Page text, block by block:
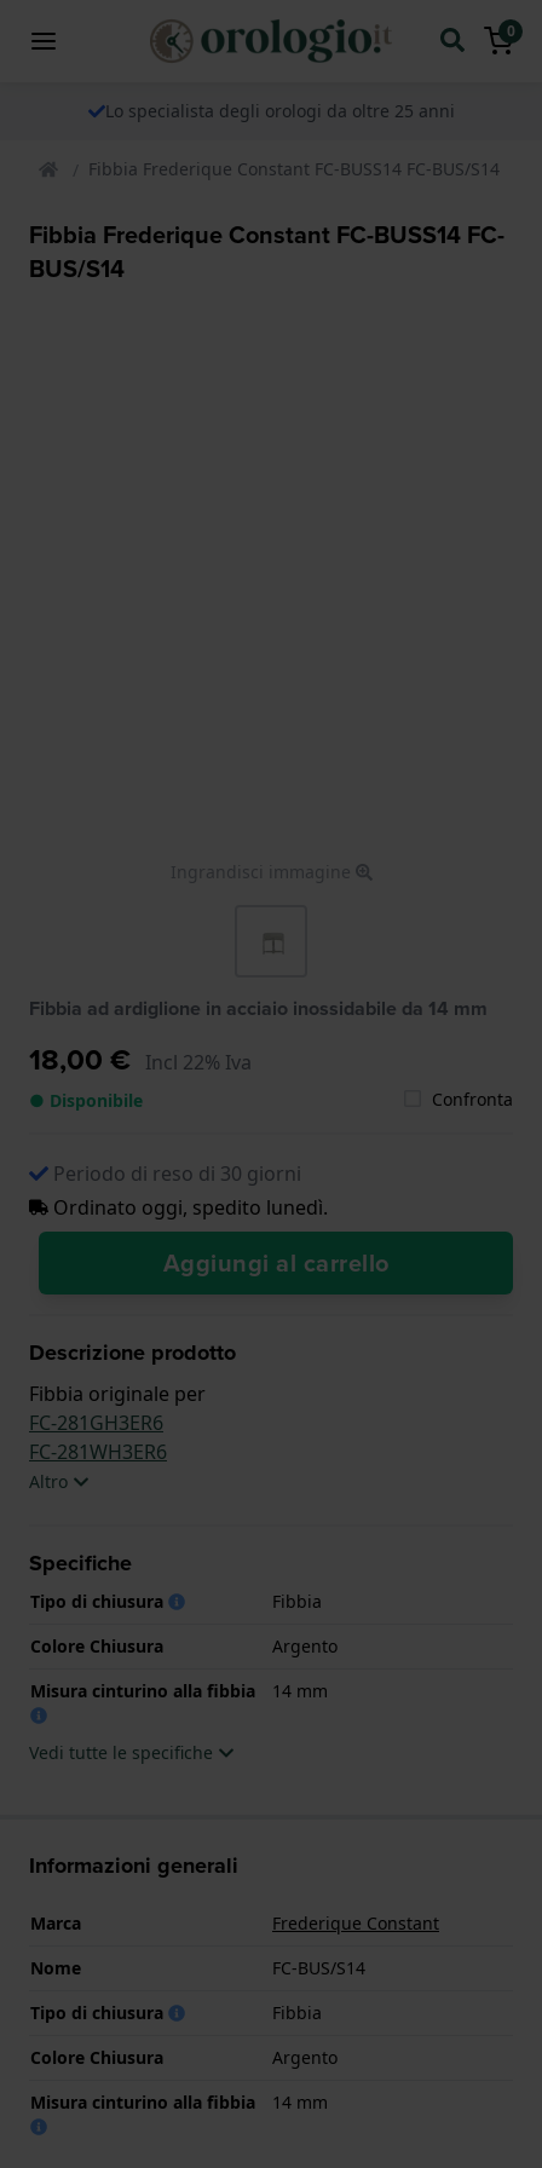
0
Lo specialista degli orologi da oltre 25 anni
Fibbia Frederique Constant FC-BUSS14 FC-BUS/S14
Fibbia Frederique Constant FC-BUSS14 FC-
BUS/S14
Ingrandisci immagine
Fibbia ad ardiglione in acciaio inossidabile da 14 mm
18,00 € Incl 22% Iva
● Disponibile Confronta
Periodo di reso di 30 giorni
Ordinato oggi, spedito lunedì.
Aggiungi al carrello
Descrizione prodotto
Fibbia originale per
FC-281GH3ER6
FC-281WH3ER6
Altro
Specifiche
Tipo di chiusura
Fibbia
Colore Chiusura
Argento
Misura cinturino alla fibbia
14 mm
Vedi tutte le specifiche
Informazioni generali
Marca
Frederique Constant
Nome
FC-BUS/S14
Tipo di chiusura
Fibbia
Colore Chiusura
Argento
Misura cinturino alla fibbia
14 mm